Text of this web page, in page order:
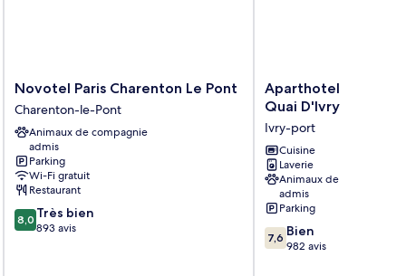
Novotel
Paris
Charenton
Le
Pont
Charenton-
le-
Pont
Novotel Paris Charenton Le Pont
Charenton-le-Pont
Animaux de compagnie
admis
Parking
Wi-Fi gratuit
Restaurant
8.0
sur
8,0 Très bien
893 avis
Aparthotel
Adagio
Paris
Quai
D'Ivry
Ivry-
port
Aparthotel Adagio
Quai D'Ivry
Ivry-port
Cuisine
Laverie
Animaux de compagnie
admis
Parking
7.6
sur
7,6 Bien
982 avis